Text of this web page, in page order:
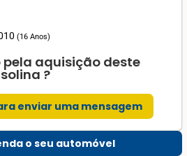
(16 Anos)
pela aquisição deste
?
enviar uma mensagem
o seu automóvel